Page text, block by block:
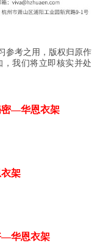
参考之用，版权归原作
我们将立即核实并处
密—华恩衣架
架
—华恩衣架